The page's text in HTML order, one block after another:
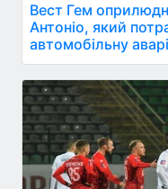
Вест Гем
Антоніо, який
автомобільну